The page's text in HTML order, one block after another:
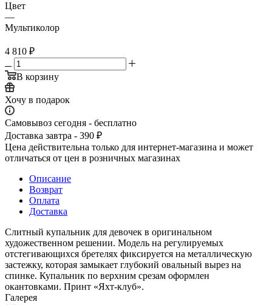
Цвет
—
Мультиколор
4 810 ₽
В корзину
Хочу в подарок
Самовывоз сегодня - бесплатно
Доставка завтра - 390 ₽
Цена действительна только для интернет-магазина и может
отличаться от цен в розничных магазинах
Описание
Возврат
Оплата
Доставка
Слитный купальник для девочек в оригинальном
художественном решении. Модель на регулируемых
отстегивающихся бретелях фиксируется на металлическую
застежку, которая замыкает глубокий овальный вырез на
спинке. Купальник по верхним срезам оформлен
окантовками. Принт «Яхт-клуб».
Галерея